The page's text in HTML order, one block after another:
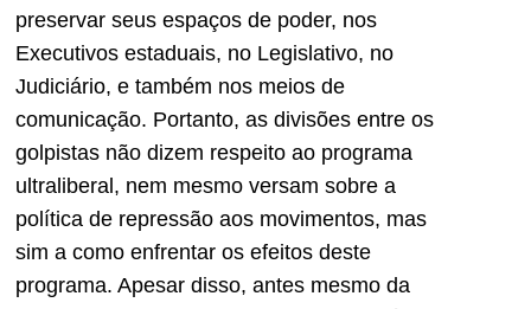
preservar seus espaços de poder, nos
Executivos estaduais, no Legislativo, no
Judiciário, e também nos meios de
comunicação. Portanto, as divisões entre os
golpistas não dizem respeito ao programa
ultraliberal, nem mesmo versam sobre a
política de repressão aos movimentos, mas
sim a como enfrentar os efeitos deste
programa. Apesar disso, antes mesmo da